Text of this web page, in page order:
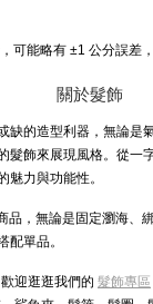
可能略有 ±1 公分誤差，
關於髮飾
缺的造型利器，無論是
髮飾來展現風格。從一
魅力與功能性。
品，無論是固定瀏海、
配單品。
迎逛逛我們的 髮飾專區